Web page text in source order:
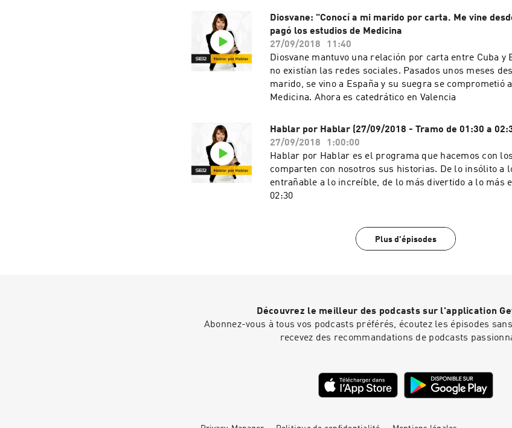
Diosvane: "Conocí a mi marido por carta. Me vine
pagó los estudios de Medicina
27/09/2018
11:40
Diosvane mantuvo una relación por carta entre Cuba y
no existían las redes sociales. Pasados unos meses
marido, se vino a España y su suegra se comprometió
Medicina. Ahora es catedrático en Valencia
Hablar por Hablar (27/09/2018 - Tramo de 01:30 a
27/09/2018
1:00:00
Hablar por Hablar es el programa que hacemos con
comparten con nosotros sus historias. De lo insólito a
entrañable a lo increíble, de lo más divertido a lo más
02:30
Plus d'épisodes
Découvrez le meilleur des podcasts sur l'application
Abonnez-vous à tous vos podcasts préférés, écoutez les épisodes
recevez des recommandations de podcasts